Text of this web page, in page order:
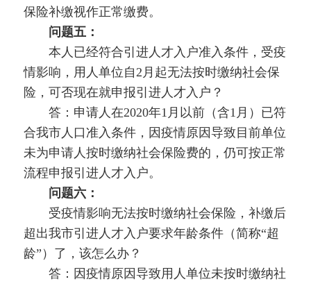
保险补缴视作正常缴费。
问题五：
本人已经符合引进人才入户准入条件，受疫
情影响，用人单位自2月起无法按时缴纳社会保
险，可否现在就申报引进人才入户？
答：申请人在2020年1月以前（含1月）已符
合我市人口准入条件，因疫情原因导致目前单位
未为申请人按时缴纳社会保险费的，仍可按正常
流程申报引进人才入户。
问题六：
受疫情影响无法按时缴纳社会保险，补缴后
超出我市引进人才入户要求年龄条件（简称“超
龄”）了，该怎么办？
答：因疫情原因导致用人单位未按时缴纳社